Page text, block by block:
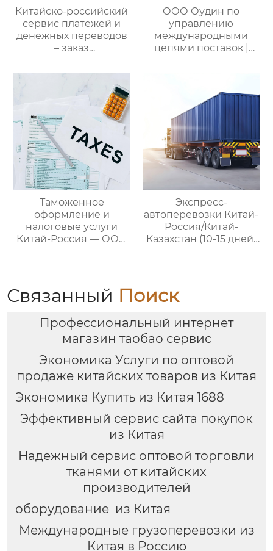
Китайско-российский
сервис платежей и
денежных переводов
– заказ
поставок
ООО Оудин по
управлению
международными
цепями поставок |
услуги
закупок Китай-Россия:
комплексное
решение ваших
трансграничных задач
Таможенное
оформление и
налоговые услуги
Китай-Россия — ООО
Экспресс-
автоперевозки Китай-
Россия/Китай-
Казахстан (10-15 дней)
Связанный Поиск
Профессиональный интернет
магазин таобао сервис
Экономика Услуги по оптовой
продаже китайских товаров из Китая
Экономика Купить из Китая 1688
Эффективный сервис сайта покупок
из Китая
Надежный сервис оптовой торговли
тканями от китайских
производителей
оборудование из Китая
Международные грузоперевозки из
Китая в Россию